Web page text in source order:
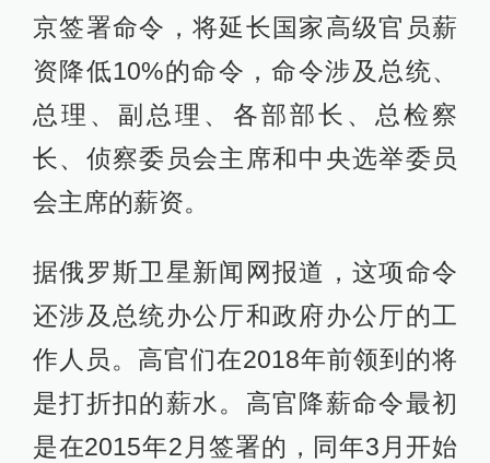
京签署命令，将延长国家高级官员薪
资降低10%的命令，命令涉及总统、
总理、副总理、各部部长、总检察
长、侦察委员会主席和中央选举委员
会主席的薪资。
据俄罗斯卫星新闻网报道，这项命令
还涉及总统办公厅和政府办公厅的工
作人员。高官们在2018年前领到的将
是打折扣的薪水。高官降薪命令最初
是在2015年2月签署的，同年3月开始